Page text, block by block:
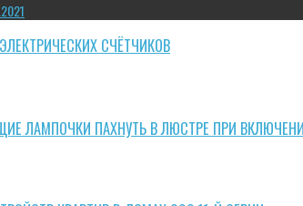
СЧЁТЧИКОВ
ЛАМПОЧКИ ПАХНУТЬ В ЛЮСТРЕ ПРИ